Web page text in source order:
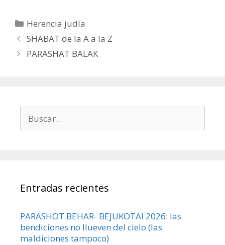
Categorías
Herencia judía
SHABAT de la A a la Z
PARASHAT BALAK
Entradas recientes
PARASHOT BEHAR- BEJUKOTAI 2026: las
bendiciones no llueven del cielo (las
maldiciones tampoco)